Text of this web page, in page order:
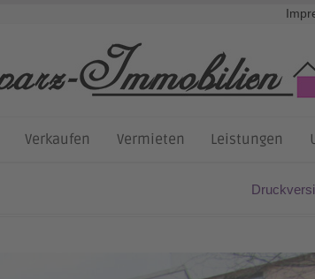
Verkaufen Vermieten Leistungen